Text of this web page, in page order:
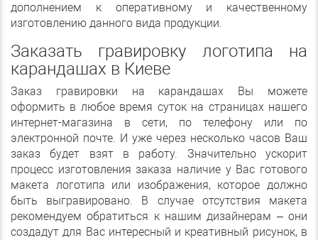
дополнением к оперативному и качественному
изготовлению данного вида продукции.
Заказать гравировку логотипа на
карандашах в Киеве
Заказ гравировки на карандашах Вы можете
оформить в любое время суток на страницах нашего
интернет-магазина в сети, по телефону или по
электронной почте. И уже через несколько часов Ваш
заказ будет взят в работу. Значительно ускорит
процесс изготовления заказа наличие у Вас готового
макета логотипа или изображения, которое должно
быть выгравировано. В случае отсутствия макета
рекомендуем обратиться к нашим дизайнерам – они
создадут для Вас интересный и креативный рисунок, в